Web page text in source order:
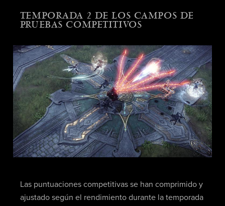
TEMPORADA 2 DE LOS CAMPOS DE
PRUEBAS COMPETITIVOS
Las puntuaciones competitivas se han comprimido y
ajustado según el rendimiento durante la temporada